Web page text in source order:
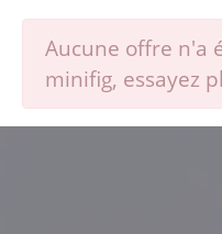
Aucune offre n'a
minifig, essayez